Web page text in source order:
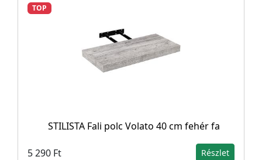
TOP
STILISTA Fali polc Volato 40 cm fehér fa
5 290 Ft Részlet